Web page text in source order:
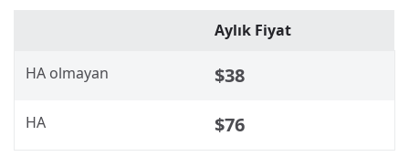
Aylık Fiyat
HA olmayan $38
HA $76